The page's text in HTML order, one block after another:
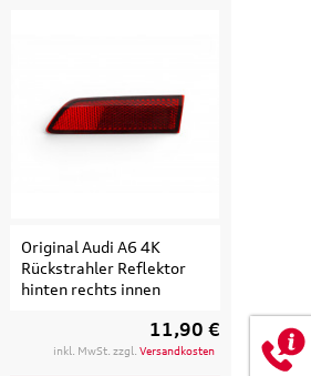
Original Audi A6 4K
Rückstrahler Reflektor
hinten rechts innen
11,90 €
inkl. MwSt. zzgl. Versandkosten
inkl. MwSt. zzgl.Versandkosten